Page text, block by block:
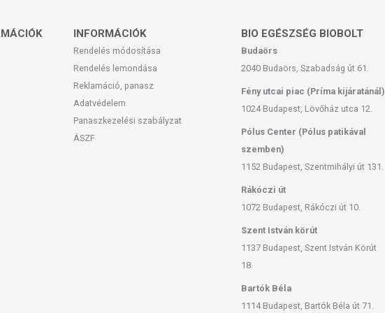
megnagyobbodás (BPH)
főleg férfiaknál
INFORMÁCIÓK
Rendelés módosítása
Rendelés lemondása
Reklamáció, panasz
Adatvédelem
Panaszkezelési szabályzat
ÁSZF
BIO EGÉSZSÉG BIOBOLT
Budaörs
2040 Budaörs, Szabadság út 61.
Fény utcai piac (Príma kijáratánál)
1024 Budapest, Lövőház utca 12.
Pólus Center (Pólus patikával
szemben)
1152 Budapest, Szentmihályi út 131.
Rákóczi út
1072 Budapest, Rákóczi út 10.
Szent István körút
1137 Budapest, Szent István Körút
18.
Bartók Béla
1114 Budapest, Bartók Béla út 71.